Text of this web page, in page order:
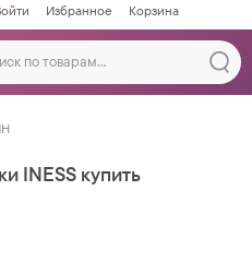
Избранное Корзина
INESS купить